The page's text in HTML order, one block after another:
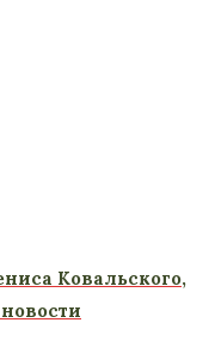
Ковальского,